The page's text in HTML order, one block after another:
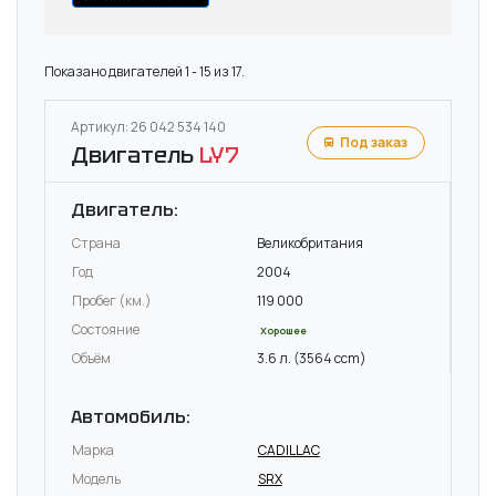
Показано двигателей 1 - 15 из 17.
Артикул: 26 042 534 140
Двигатель LY7 Под заказ
Двигатель:
Страна
Великобритания
Год
2004
Пробег (км.)
119 000
Состояние
Хорошее
Объём 3.6 л. (3564 ccm)
Автомобиль:
Марка
CADILLAC
Модель
SRX